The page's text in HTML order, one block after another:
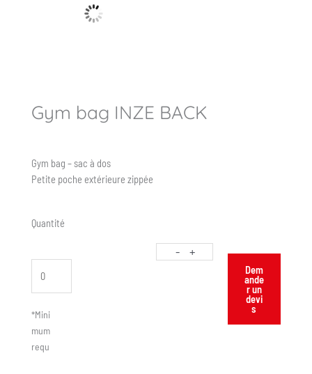
Gym bag INZE BACK
Gym bag – sac à dos
Petite poche extérieure zippée
Quantité
*Mini
mum
requ
- +
Dem
ande
r un
devi
s